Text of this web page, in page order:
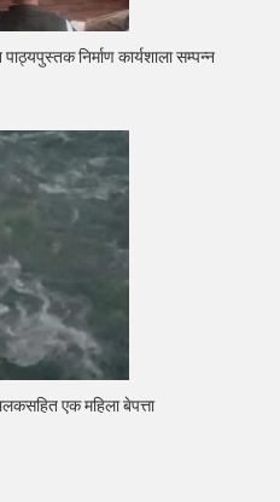
निर्माण कार्यशाला सम्पन्न
एक महिला बेपत्ता